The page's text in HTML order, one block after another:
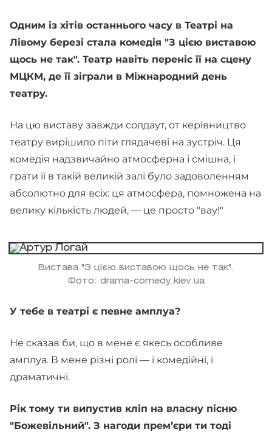
Одним із хітів останнього часу в Театрі на
Лівому березі стала комедія "З цією виставою
щось не так". Театр навіть переніс її на сцену
МЦКМ, де її зіграли в Міжнародний день
театру.
На цю виставу завжди солдаут, от керівництво
театру вирішило піти глядачеві на зустріч. Ця
комедія надзвичайно атмосферна і смішна, і
грати її в такій великій залі було задоволенням
абсолютно для всіх: ця атмосфера, помножена на
велику кількість людей, — це просто "вау!"
Вистава "З цією виставою щось не так".
Фото: drama-comedy.kiev.ua
У тебе в театрі є певне амплуа?
Не сказав би, що в мене є якесь особливе
амплуа. В мене різні ролі — і комедійні, і
драматичні.
Рік тому ти випустив кліп на власну пісню
"Божевільний". З нагоди премʼєри ти тоді